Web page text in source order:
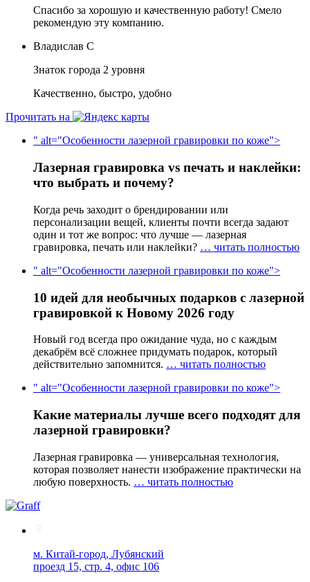
Спасибо за хорошую и качественную работу! Смело
рекомендую эту компанию.
Владислав С
Знаток города 2 уровня
Качественно, быстро, удобно
Прочитать на
" alt="Особенности лазерной гравировки по коже">
Лазерная гравировка vs печать и наклейки:
что выбрать и почему?
Когда речь заходит о брендировании или
персонализации вещей, клиенты почти всегда задают
один и тот же вопрос: что лучше — лазерная
гравировка, печать или наклейки? … читать полностью
" alt="Особенности лазерной гравировки по коже">
10 идей для необычных подарков с лазерной
гравировкой к Новому 2026 году
Новый год всегда про ожидание чуда, но с каждым
декабрём всё сложнее придумать подарок, который
действительно запомнится. … читать полностью
" alt="Особенности лазерной гравировки по коже">
Какие материалы лучше всего подходят для
лазерной гравировки?
Лазерная гравировка — универсальная технология,
которая позволяет нанести изображение практически на
любую поверхность. … читать полностью
м. Китай-город, Лубянский
проезд 15, стр. 4, офис 106